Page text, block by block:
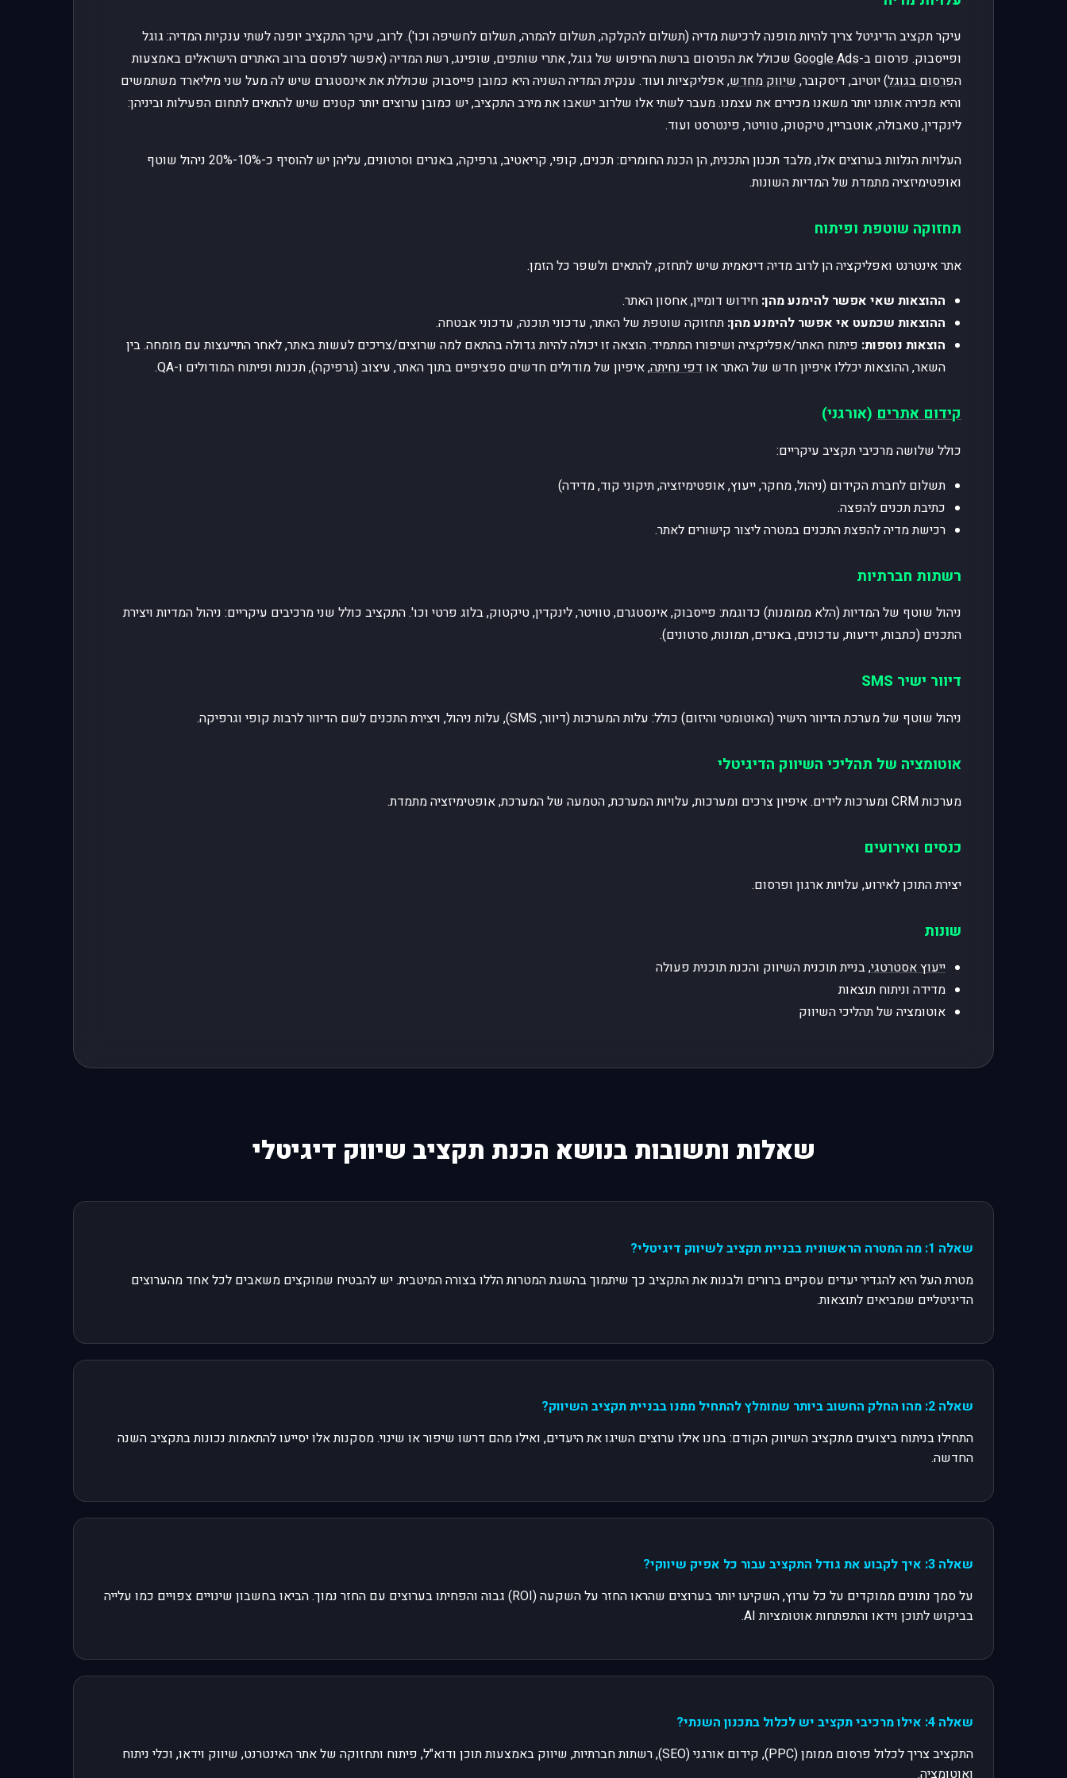
תקציב לעסק גדול
תקציב לעסק קטן
האם חברת הניהול מבזבזת לכם כסף?
עיקר תקציב הדיגיטל צריך להיות מופנה לרכישת מדיה (תשלום להקלקה, תשלום להמרה, תשלום לחשיפה וכו'). לרוב, עיקר התקציב יופנה לשתי ענקיות המדיה: גוגל
ופייסבוק. פרסום ב-Google Ads שכולל את הפרסום ברשת החיפוש של גוגל, אתרי שותפים, שופינג, רשת המדיה (אפשר לפרסם ברוב האתרים הישראלים באמצעות
הפרסום בגוגל) יוטיוב, דיסקובר,שיווק מחדש, אפליקציות ועוד. ענקית המדיה השניה היא כמובן פייסבוק שכוללת את אינסטגרם שיש לה מעל שני מיליארד משתמשים
והיא מכירה אותנו יותר משאנו מכירים את עצמנו. מעבר לשתי אלו שלרוב ישאבו את מירב התקציב, יש כמובן ערוצים יותר קטנים שיש להתאים לתחום הפעילות וביניהן:
לינקדין, טאבולה, אוטבריין, טיקטוק, טוויטר, פינטרסט ועוד.
העלויות הנלוות בערוצים אלו, מלבד תכנון התכנית, הן הכנת החומרים: תכנים, קופי, קריאטיב, גרפיקה, באנרים וסרטונים, עליהן יש להוסיף כ-10%-20% ניהול שוטף
ואופטימיזציה מתמדת של המדיות השונות.
תחזוקה שוטפת ופיתוח
אתר אינטרנט ואפליקציה הן לרוב מדיה דינאמית שיש לתחזק, להתאים ולשפר כל הזמן.
ההוצאות שאי אפשר להימנע מהן: חידוש דומיין, אחסון האתר.
ההוצאות שכמעט אי אפשר להימנע מהן: תחזוקה שוטפת של האתר, עדכוני תוכנה, עדכוני אבטחה.
הוצאות נוספות: פיתוח האתר/אפליקציה ושיפורו המתמיד. הוצאה זו יכולה להיות גדולה בהתאם למה שרוצים/צריכים לעשות באתר, לאחר התייעצות עם מומחה. בין
השאר, ההוצאות יכללו איפיון חדש של האתר אודפי נחיתה, איפיון של מודולים חדשים ספציפיים בתוך האתר, עיצוב (גרפיקה), תכנות ופיתוח המודולים ו-QA.
קידום אתרים (אורגני)
כולל שלושה מרכיבי תקציב עיקריים:
תשלום לחברת הקידום (ניהול, מחקר, ייעוץ, אופטימיזציה, תיקוני קוד, מדידה)
כתיבת תכנים להפצה.
רכישת מדיה להפצת התכנים במטרה ליצור קישורים לאתר.
רשתות חברתיות
ניהול שוטף של המדיות (הלא ממומנות) כדוגמת: פייסבוק, אינסטגרם, טוויטר, לינקדין, טיקטוק, בלוג פרטי וכו'. התקציב כולל שני מרכיבים עיקריים: ניהול המדיות ויצירת
התכנים (כתבות, ידיעות, עדכונים, באנרים, תמונות, סרטונים).
דיוור ישיר SMS
ניהול שוטף של מערכת הדיוור הישיר (האוטומטי והיזום) כולל: עלות המערכות (דיוור, SMS), עלות ניהול, ויצירת התכנים לשם הדיוור לרבות קופי וגרפיקה.
אוטומציה של תהליכי השיווק הדיגיטלי
מערכות CRM ומערכות לידים. איפיון צרכים ומערכות, עלויות המערכת, הטמעה של המערכת, אופטימיזציה מתמדת.
כנסים ואירועים
יצירת התוכן לאירוע, עלויות ארגון ופרסום.
שונות
ייעוץ אסטרטגי, בניית תוכנית השיווק והכנת תוכנית פעולה
מדידה וניתוח תוצאות
אוטומציה של תהליכי השיווק
שאלות ותשובות בנושא הכנת תקציב שיווק דיגיטלי
שאלה 1: מה המטרה הראשונית בבניית תקציב לשיווק דיגיטלי?
מטרת העל היא להגדיר יעדים עסקיים ברורים ולבנות את התקציב כך שיתמוך בהשגת המטרות הללו בצורה המיטבית. יש להבטיח שמוקצים משאבים לכל אחד מהערוצים
הדיגיטליים שמביאים לתוצאות.
שאלה 2: מהו החלק החשוב ביותר שמומלץ להתחיל ממנו בבניית תקציב השיווק?
התחילו בניתוח ביצועים מתקציב השיווק הקודם: בחנו אילו ערוצים השיגו את היעדים, ואילו מהם דרשו שיפור או שינוי. מסקנות אלו יסייעו להתאמות נכונות בתקציב השנה
החדשה.
שאלה 3: איך לקבוע את גודל התקציב עבור כל אפיק שיווקי?
על סמך נתונים ממוקדים על כל ערוץ, השקיעו יותר בערוצים שהראו החזר על השקעה (ROI) גבוה והפחיתו בערוצים עם החזר נמוך. הביאו בחשבון שינויים צפויים כמו עלייה
בביקוש לתוכן וידאו והתפתחות אוטומציות AI.
שאלה 4: אילו מרכיבי תקציב יש לכלול בתכנון השנתי?
התקציב צריך לכלול פרסום ממומן (PPC), קידום אורגני (SEO), רשתות חברתיות, שיווק באמצעות תוכן ודוא"ל, פיתוח ותחזוקה של אתר האינטרנט, שיווק וידאו, וכלי ניתוח